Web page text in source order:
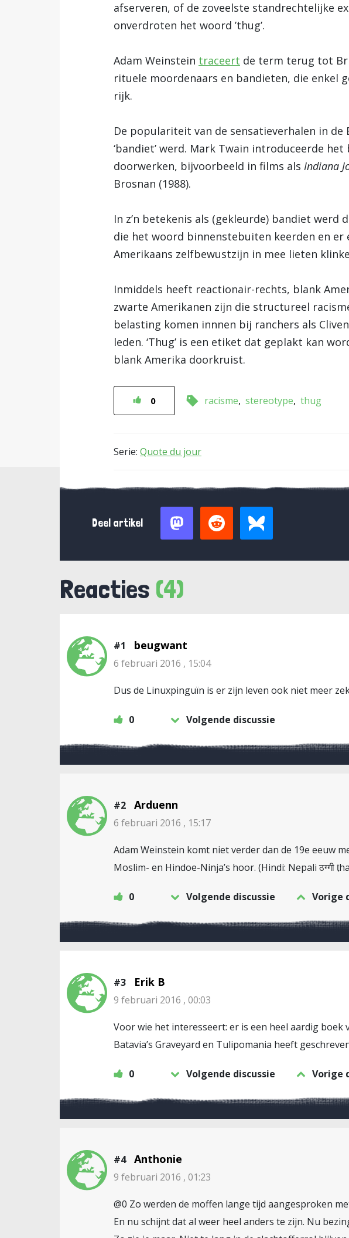
afserveren, of de zoveelste standrechtelijke
onverdroten het woord ’thug’.
Adam Weinstein traceert de term terug tot
rituele moordenaars en bandieten, die enkel
rijk.
De populariteit van de sensatieverhalen in
‘bandiet’ werd. Mark Twain introduceerde
doorwerken, bijvoorbeeld in films als Indiana
Brosnan (1988).
In z’n betekenis als (gekleurde) bandiet
die het woord binnenstebuiten keerden en
Amerikaans zelfbewustzijn in mee lieten
Inmiddels heeft reactionair-rechts, blank
zwarte Amerikanen zijn die structureel
belasting komen innnen bij ranchers als
leden. ‘Thug’ is een etiket dat geplakt kan
blank Amerika doorkruist.
0 racisme stereotype thug
Serie: Quote du jour
Deel artikel
Reacties (4)
#1 beugwant
6 februari 2016 , 15:04
Dus de Linuxpinguïn is er zijn leven ook niet meer
0 Volgende discussie
#2 Arduenn
6 februari 2016 , 15:17
Adam Weinstein komt niet verder dan de 19e eeuw
0 Volgende discussie Vorige
#3 Erik B
9 februari 2016 , 00:03
Voor wie het interesseert: er is een heel aardig
Batavia’s Graveyard en Tulipomania heeft
0 Volgende discussie Vorige
#4 Anthonie
9 februari 2016 , 01:23
@0 Zo werden de moffen lange tijd aangesproken
En nu schijnt dat al weer heel anders te zijn. Nu